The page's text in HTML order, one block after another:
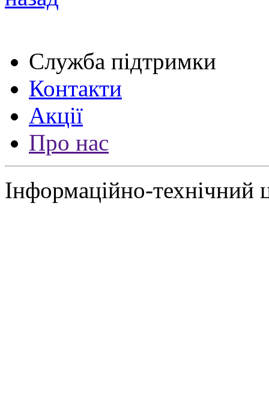
Служба підтримки
Контакти
Акції
Про нас
Інформаційно-